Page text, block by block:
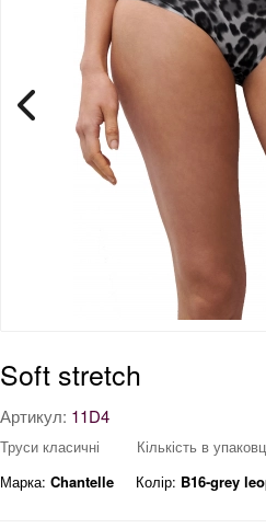
Soft stretch
Артикул: 11D4
Труси класичні
Кількість в
Марка: Chantelle Колір: B16-grey